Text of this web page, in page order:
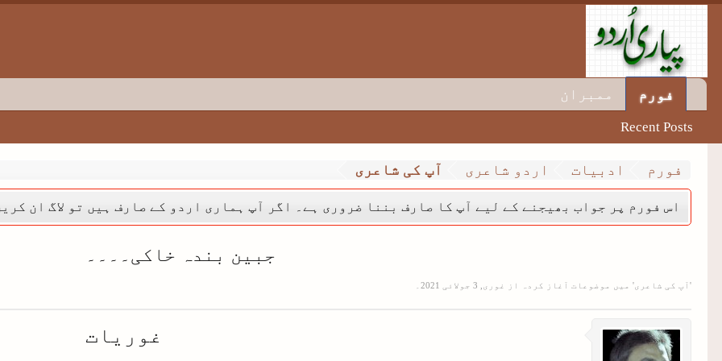
فورم ادبیات اردو شاعری آپ کی شاعری
اس فورم پر جواب بھیجنے کے لیے آپ کا صارف بننا ضروری ہے۔ اگر آپ ہماری اردو کے صارف ہیں تو لاگ ان
جبین بندہ خاکی۔۔۔۔
'آپ کی شاعری' میں موضوعات آغاز کردہ از غوری
غوریات
فورم
Recent Posts
ممبران